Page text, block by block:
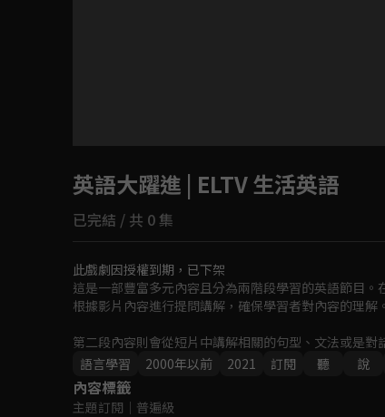
如有不便請見諒
英語大躍進 | ELTV 生活英語
已完結 / 共 0 集
此戲劇因授權到期，已下架
這是一部豐富多元內容且分為兩階段學習的英語節目
根據影片內容進行提問講解，確保學習者對內容的理解。
第二段內容則會從短片中講解相關的句型、文法或是
語言學習
2000年以前 2021 訂閱 聽 說
內容標籤
主題訂閱 ｜ 普遍級